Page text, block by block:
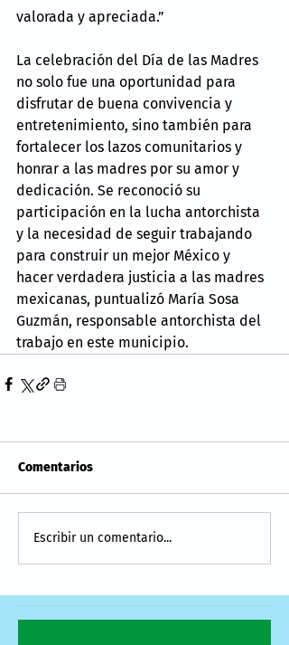
valorada y apreciada.”
La celebración del Día de las Madres
no solo fue una oportunidad para
disfrutar de buena convivencia y
entretenimiento, sino también para
fortalecer los lazos comunitarios y
honrar a las madres por su amor y
dedicación. Se reconoció su
participación en la lucha antorchista
y la necesidad de seguir trabajando
para construir un mejor México y
hacer verdadera justicia a las madres
mexicanas, puntualizó María Sosa
Guzmán, responsable antorchista del
trabajo en este municipio.
Comentarios
Escribir un comentario...